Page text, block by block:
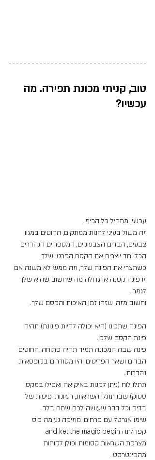
טוב, קניתי מכונת תפירה. מה
עכשיו?
עכשיו מתחיל כל הכיף.
זה משול בעיני לחנות ממתקים, החוטים במגוון
צבעים, הבדים הצבעוניים, המספריים הנהדרים
הכל יחד יוצרים את הקסם הפרטי שלך.
כשתצרי את הפינה שלך, וזה ממש לא משנה אם
זו פינה קטנה או גדולה מה שחשוב שהיא שלך
לגמרי.
וחשוב מזה, שזהו זמן האיכות והקסם שלך.
הפינה שתכינו (היא יכולה להיות פינונת) תהיה
פינת הקסם שלכן.
פינה שבה המכונה תמיד תהיה פתוחה, החוטים
הבדים ושאר הפריטים יהיו מסודרים בקופסאות
נהדרות..
תתלו לוח (ניתן לקנות באיקיאה ואפילו במקס
סטוק) שבו תתלו השראות, רעיונות, פיסות של
בדים וכל דבר שעושה לכם שמח בלב.
שימו אגרטל עם פרחים, מוזיקה נעימה כוס
קפה/תה and ket the magic begin
מצרפת השראות קסומות וכולן לקוחות
מהפינטרסט.